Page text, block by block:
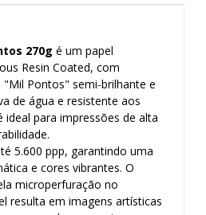
270g é um papel
Resin Coated, com
Pontos" semi-brilhante e
de água e resistente aos
ideal para impressões de alta
5.600 ppp, garantindo uma
e cores vibrantes. O
microperfuração no
resulta em imagens artísticas